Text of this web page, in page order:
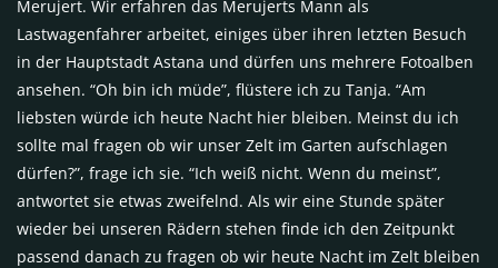
Merujert. Wir erfahren das Merujerts Mann als
Lastwagenfahrer arbeitet, einiges über ihren letzten Besuch
in der Hauptstadt Astana und dürfen uns mehrere Fotoalben
ansehen. “Oh bin ich müde”, flüstere ich zu Tanja. “Am
liebsten würde ich heute Nacht hier bleiben. Meinst du ich
sollte mal fragen ob wir unser Zelt im Garten aufschlagen
dürfen?”, frage ich sie. “Ich weiß nicht. Wenn du meinst”,
antwortet sie etwas zweifelnd. Als wir eine Stunde später
wieder bei unseren Rädern stehen finde ich den Zeitpunkt
passend danach zu fragen ob wir heute Nacht im Zelt bleiben